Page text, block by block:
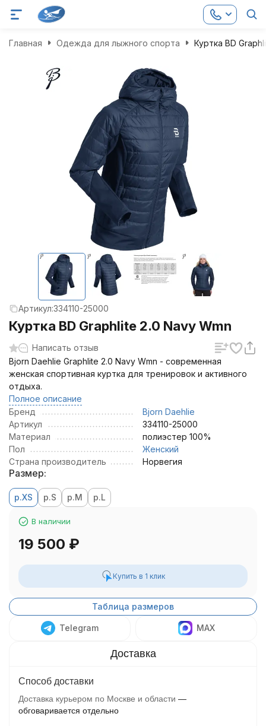
Главная Одежда для лыжного спорта Куртка BD
Артикул:334110-25000
Куртка BD Graphlite 2.0 Navy Wmn
Написать отзыв
Bjorn Daehlie Graphlite 2.0 Navy Wmn - современная
женская спортивная куртка для тренировок и активного
отдыха.
Полное описание
Бренд
Bjorn Daehlie
Артикул
334110-25000
Материал
полиэстер 100%
Пол
Женский
Страна производитель
Норвегия
Размер:
р.XS р.S р.M р.L
В наличии
19 500 ₽
Купить в 1 клик
Таблица размеров
Telegram MAX
Способ доставки
Доставка курьером по Москве и области
обговаривается отдельно